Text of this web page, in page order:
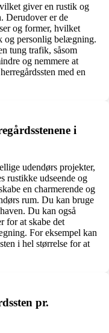
giver en rustik og
Derudover er de
og former, hvilket
og personlig belægning.
tung trafik, såsom
og nemmere at
med en
i
udendørs projekter,
rustikke udseende og
en charmerende og
rum. Du kan bruge
Du kan også
for at skabe det
For eksempel kan
i hel størrelse for at
pr.